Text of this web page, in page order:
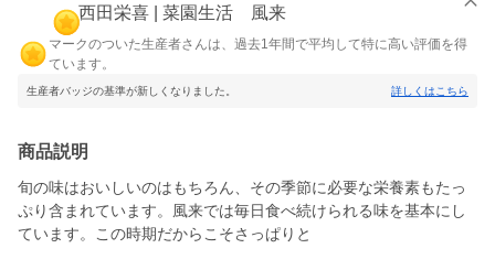
西田栄喜 | 菜園生活 風来
マークのついた生産者さんは、過去1年間で平均して特に高い評価を得
ています。
生産者バッジの基準が新しくなりました。 詳しくはこちら
商品説明
旬の味はおいしいのはもちろん、その季節に必要な栄養素もたっ
ぷり含まれています。風来では毎日食べ続けられる味を基本にし
ています。この時期だからこそさっぱりと